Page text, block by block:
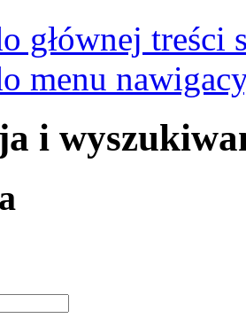
głównej treści
menu
i